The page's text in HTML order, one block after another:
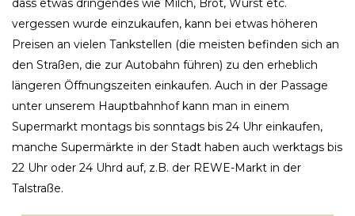
dass etwas dringendes wie Milch, Brot, Wurst etc.
vergessen wurde einzukaufen, kann bei etwas höheren
Preisen an vielen Tankstellen (die meisten befinden sich an
den Straßen, die zur Autobahn führen) zu den erheblich
längeren Öffnungszeiten einkaufen. Auch in der Passage
unter unserem Hauptbahnhof kann man in einem
Supermarkt montags bis sonntags bis 24 Uhr einkaufen,
manche Supermärkte in der Stadt haben auch werktags bis
22 Uhr oder 24 Uhrd auf, z.B. der REWE-Markt in der
Talstraße.